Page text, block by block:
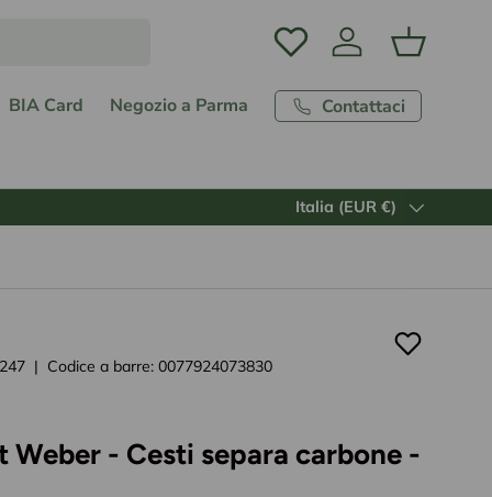
Accedi Carrello
BIA Card Negozio a Parma Contattaci
Paese/Regione
Italia (EUR €)
| Codice a barre: 0077924073830
Weber - Cesti separa carbone -